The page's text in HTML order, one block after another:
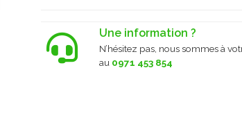
Une information ?
N’hésitez pas, nous sommes à
au 0971 453 854